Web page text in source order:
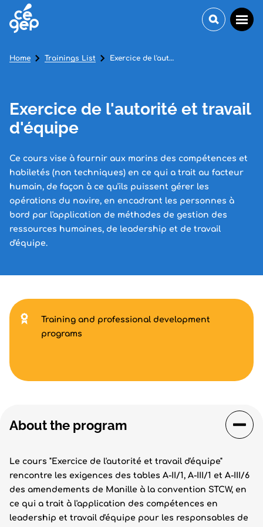
Exercice de l'autorité et travail
d'équipe
Ce cours vise à fournir aux marins des compétences et
habiletés (non techniques) en ce qui a trait au facteur
humain, de façon à ce qu'ils puissent gérer les
opérations du navire, en encadrant les personnes à
bord par l'application de méthodes de gestion des
ressources humaines, de leadership et de travail
d'équipe.
Home Trainings List Exercice de l'autorité et travail d'équipe
About the program
Le cours "Exercice de l'autorité et travail d'équipe"
rencontre les exigences des tables A-II/1, A-III/1 et A-III/6
des amendements de Manille à la convention STCW, en
ce qui a trait à l'application des compétences en
leadership et travail d'équipe pour les responsables de
Training and professional development
programs